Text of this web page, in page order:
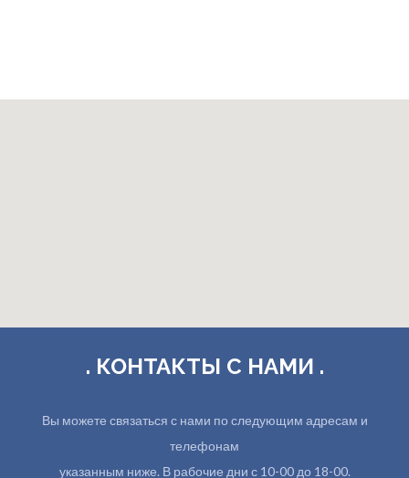
. КОНТАКТЫ С НАМИ .
Вы можете связаться с нами по следующим адресам и
телефонам
указанным ниже. В рабочие дни с 10-00 до 18-00.